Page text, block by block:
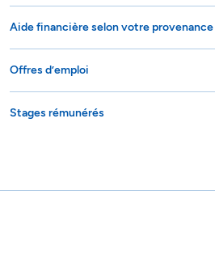
Aide financière selon votre provenance
Offres d’emploi
Stages rémunérés